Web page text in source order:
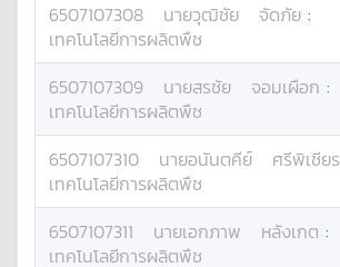
6507107308 นายวุฒิชัย จัดภัย :
เทคโนโลยีการผลิตพืช
6507107309 นายสรชัย จอมเผือก :
เทคโนโลยีการผลิตพืช
6507107310 นายอนันตคีย์ ศรีพิเชียร
เทคโนโลยีการผลิตพืช
6507107311 นายเอกภาพ หลังเกต :
เทคโนโลยีการผลิตพืช